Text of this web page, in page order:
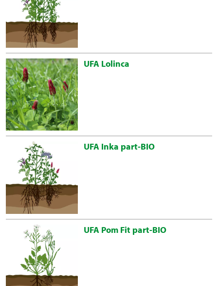
UFA Lolinca
UFA Inka part-BIO
UFA Pom Fit part-BIO